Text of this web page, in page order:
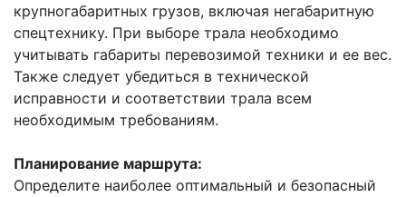
крупногабаритных грузов, включая негабаритную
спецтехнику. При выборе трала необходимо
учитывать габариты перевозимой техники и ее вес.
Также следует убедиться в технической
исправности и соответствии трала всем
необходимым требованиям.
Планирование маршрута:
Определите наиболее оптимальный и безопасный